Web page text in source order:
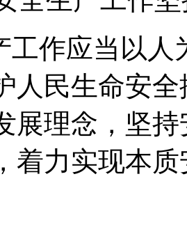
工作应当以人
人民生命安
展理念，坚
着力实现本